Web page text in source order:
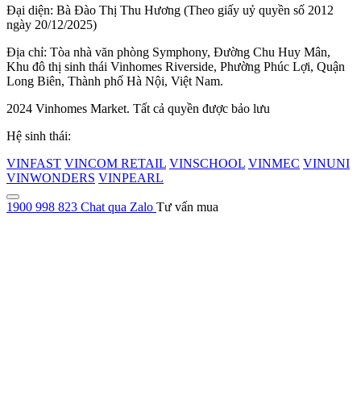
Đại diện: Bà Đào Thị Thu Hương (Theo giấy uỷ quyền số 2012
ngày 20/12/2025)
Địa chỉ: Tòa nhà văn phòng Symphony, Đường Chu Huy Mân,
Khu đô thị sinh thái Vinhomes Riverside, Phường Phúc Lợi, Quận
Long Biên, Thành phố Hà Nội, Việt Nam.
2024 Vinhomes Market. Tất cả quyền được bảo lưu
Hệ sinh thái:
VINFAST VINCOM RETAIL VINSCHOOL VINMEC VINUNI
VINWONDERS VINPEARL
1900 998 823 Chat qua Zalo Tư vấn mua